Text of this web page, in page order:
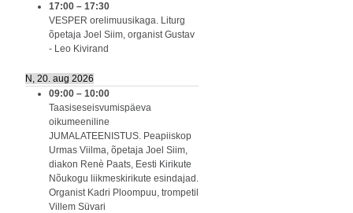
17:00 – 17:30
VESPER orelimuusikaga. Liturg
õpetaja Joel Siim, organist Gustav
- Leo Kivirand
N, 20. aug 2026
09:00 – 10:00
Taasiseseisvumispäeva
oikumeeniline
JUMALATEENISTUS. Peapiiskop
Urmas Viilma, õpetaja Joel Siim,
diakon Renè Paats, Eesti Kirikute
Nõukogu liikmeskirikute esindajad.
Organist Kadri Ploompuu, trompetil
Villem Süvari